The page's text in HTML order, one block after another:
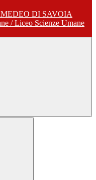
DI SAVOIA
/ Liceo Scienze Umane